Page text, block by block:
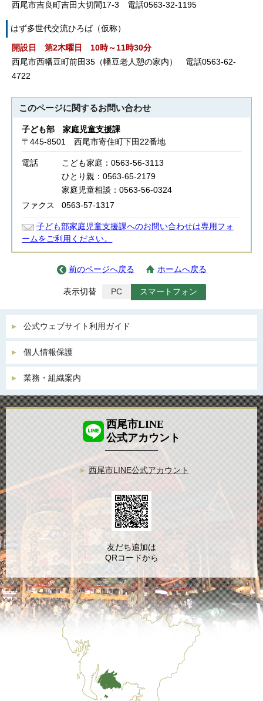
西尾市吉良町吉田大切間17-3 電話0563-32-1195
はず多世代交流ひろば（仮称）
開設日 第2木曜日 10時～11時30分
西尾市西幡豆町前田35（幡豆老人憩の家内） 電話0563-62-
4722
このページに関するお問い合わせ
子ども部 家庭児童支援課
〒445-8501 西尾市寄住町下田22番地
電話
こども家庭：0563-56-3113
ひとり親：0563-65-2179
家庭児童相談：0563-56-0324
ファクス
0563-57-1317
子ども部家庭児童支援課へのお問い合わせは専用フォ
ームをご利用ください。
前のページへ戻る ホームへ戻る
表示切替 PC スマートフォン
公式ウェブサイト利用ガイド
個人情報保護
業務・組織案内
西尾市LINE
公式アカウント
西尾市LINE公式アカウント
友だち追加は
QRコードから